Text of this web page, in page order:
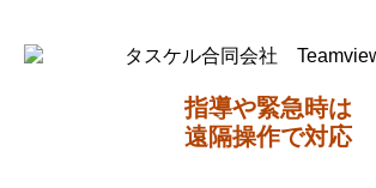
指導や緊急時は
遠隔操作で対応